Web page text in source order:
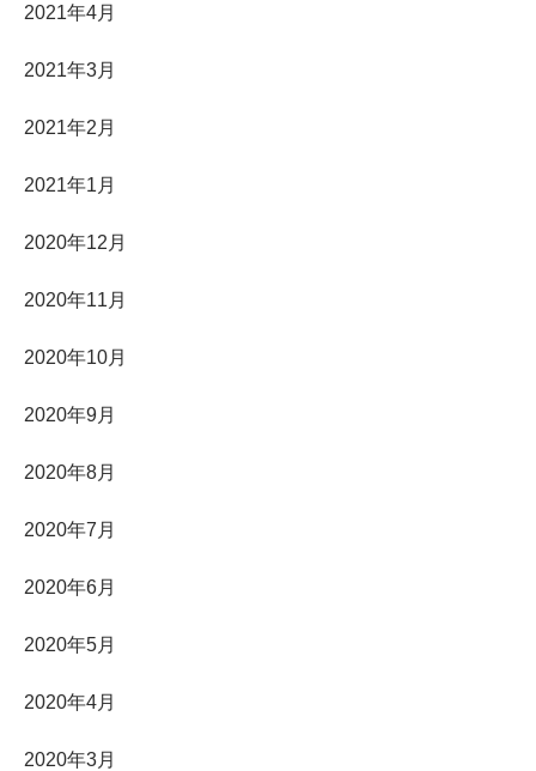
2021年4月
2021年3月
2021年2月
2021年1月
2020年12月
2020年11月
2020年10月
2020年9月
2020年8月
2020年7月
2020年6月
2020年5月
2020年4月
2020年3月